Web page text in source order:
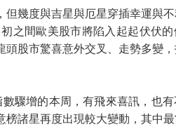
但幾度與吉星與厄星穿插幸運與
之間歐美股市將陷入起起伏伏的
頭股市驚喜意外交叉、走勢多變
驟增的本周，有飛來喜訊，也有
榜諸星再度出現較大變動，其中